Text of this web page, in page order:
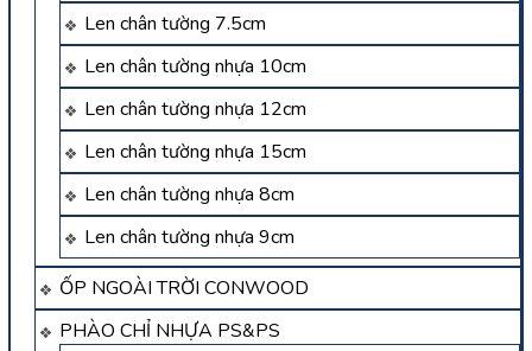
Len chân tường 7.5cm
Len chân tường nhựa 10cm
Len chân tường nhựa 12cm
Len chân tường nhựa 15cm
Len chân tường nhựa 8cm
Len chân tường nhựa 9cm
ỐP NGOÀI TRỜI CONWOOD
PHÀO CHỈ NHỰA PS&PS